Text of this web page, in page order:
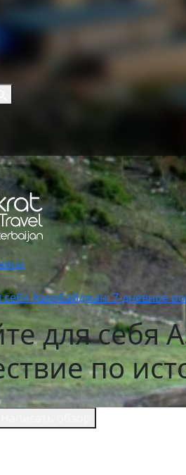
себя Азербайджан: 7-дневное
для себя
по